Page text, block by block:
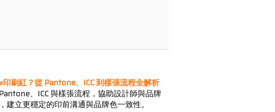
刷紅？從 Pantone、ICC 到樣張流程全解析
、ICC 與樣張流程，協助設計師與品牌
立更穩定的印前溝通與品牌色一致性。